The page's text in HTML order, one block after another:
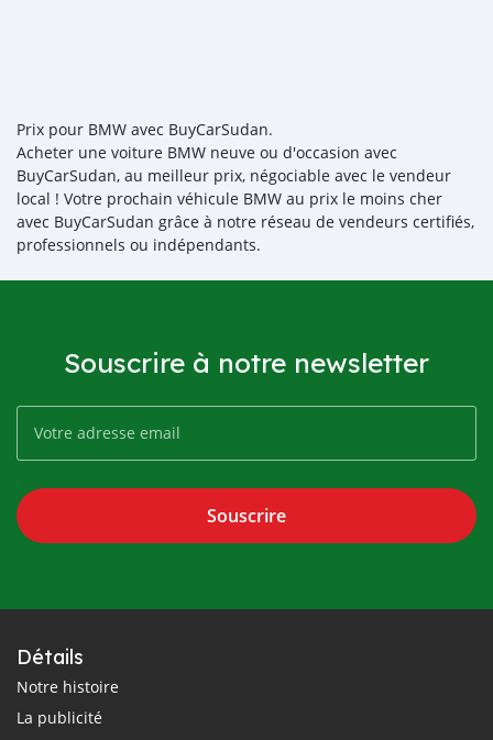
Prix pour BMW avec BuyCarSudan.
Acheter une voiture BMW neuve ou d'occasion avec
BuyCarSudan, au meilleur prix, négociable avec le vendeur
local ! Votre prochain véhicule BMW au prix le moins cher
avec BuyCarSudan grâce à notre réseau de vendeurs certifiés,
professionnels ou indépendants.
Souscrire à notre newsletter
Souscrire
Détails
Notre histoire
La publicité